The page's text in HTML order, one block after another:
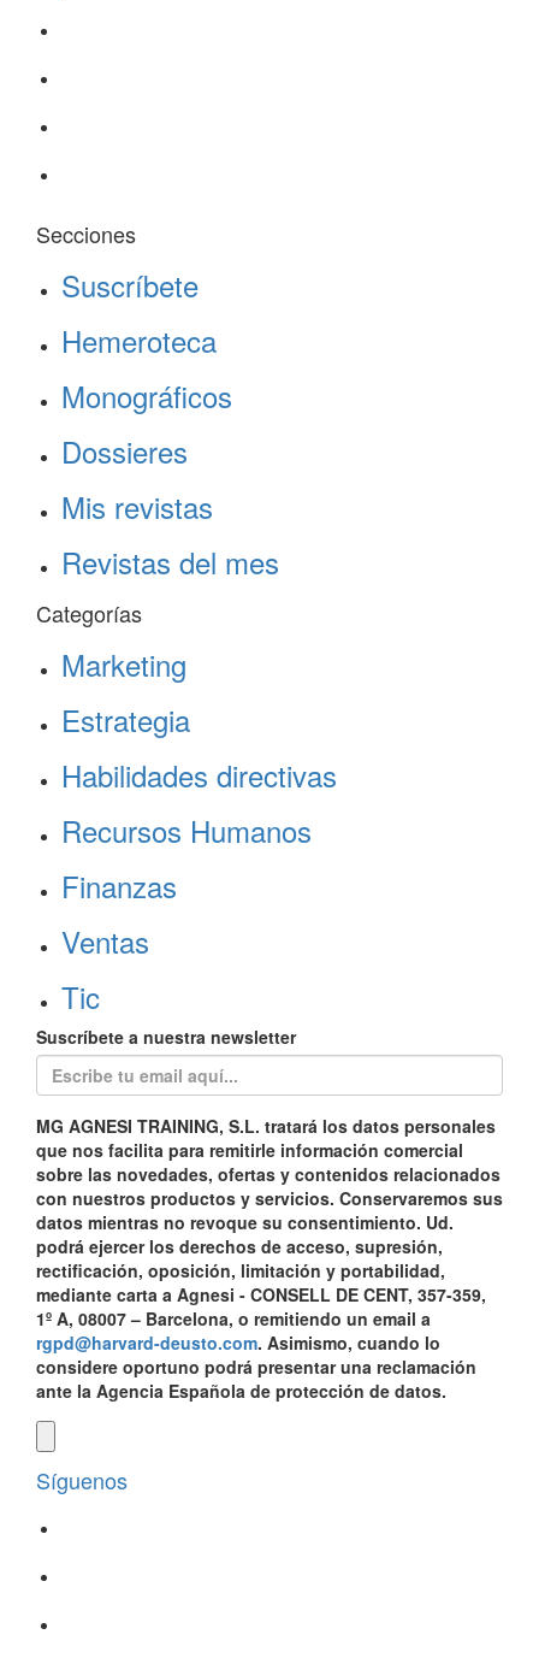
Secciones
Suscríbete
Hemeroteca
Monográficos
Dossieres
Mis revistas
Revistas del mes
Categorías
Marketing
Estrategia
Habilidades directivas
Recursos Humanos
Finanzas
Ventas
Tic
Suscríbete a nuestra newsletter
MG AGNESI TRAINING, S.L. tratará los datos personales
que nos facilita para remitirle información comercial
sobre las novedades, ofertas y contenidos relacionados
con nuestros productos y servicios. Conservaremos sus
datos mientras no revoque su consentimiento. Ud.
podrá ejercer los derechos de acceso, supresión,
rectificación, oposición, limitación y portabilidad,
mediante carta a Agnesi - CONSELL DE CENT, 357-359,
1º A, 08007 – Barcelona, o remitiendo un email a
rgpd@harvard-deusto.com. Asimismo, cuando lo
considere oportuno podrá presentar una reclamación
ante la Agencia Española de protección de datos.
Síguenos